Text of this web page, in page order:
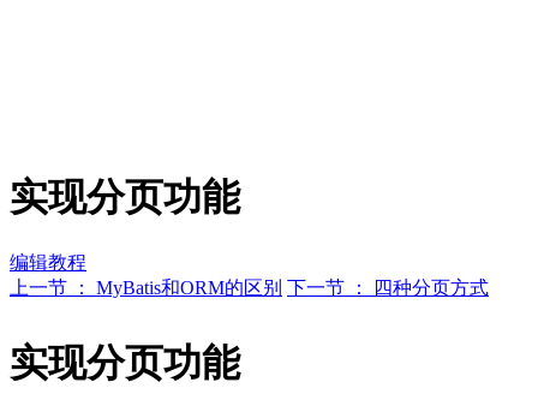
实现分页功能
编辑教程
上一节 ： MyBatis和ORM的区别 下一节 ： 四种分页方式
实现分页功能